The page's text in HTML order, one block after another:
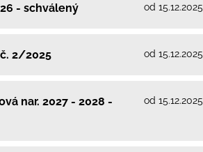
- schválený od 15.12.2025
2/2025 od 15.12.2025
nar. 2027 - 2028 -
od 15.12.2025